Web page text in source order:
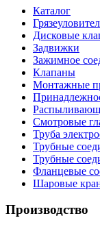
Каталог
Дисковые
Задвижки
Зажимное
Клапаны
Монтажные
Смотровые
Труба
Трубные
Трубные
Фланцевые
Шаровые
Производство